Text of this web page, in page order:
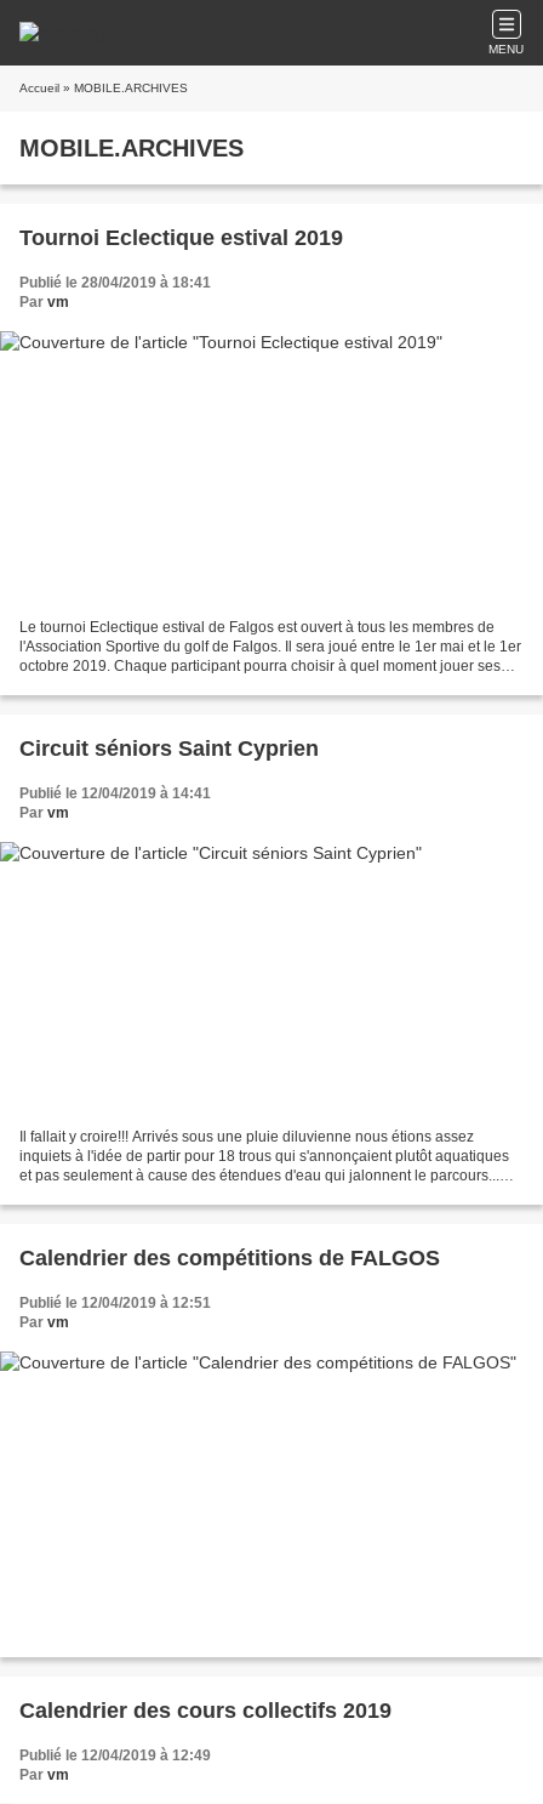
MENU
Accueil » MOBILE.ARCHIVES
MOBILE.ARCHIVES
Tournoi Eclectique estival 2019
Publié le 28/04/2019 à 18:41
Par vm
Le tournoi Eclectique estival de Falgos est ouvert à tous les membres de
l'Association Sportive du golf de Falgos. Il sera joué entre le 1er mai et le 1er
octobre 2019. Chaque participant pourra choisir à quel moment jouer ses
Circuit séniors Saint Cyprien
Publié le 12/04/2019 à 14:41
Par vm
Il fallait y croire!!! Arrivés sous une pluie diluvienne nous étions assez
inquiets à l'idée de partir pour 18 trous qui s'annonçaient plutôt aquatiques
et pas seulement à cause des étendues d'eau qui jalonnent le parcours...
Calendrier des compétitions de FALGOS
Publié le 12/04/2019 à 12:51
Par vm
Calendrier des cours collectifs 2019
Publié le 12/04/2019 à 12:49
Par vm